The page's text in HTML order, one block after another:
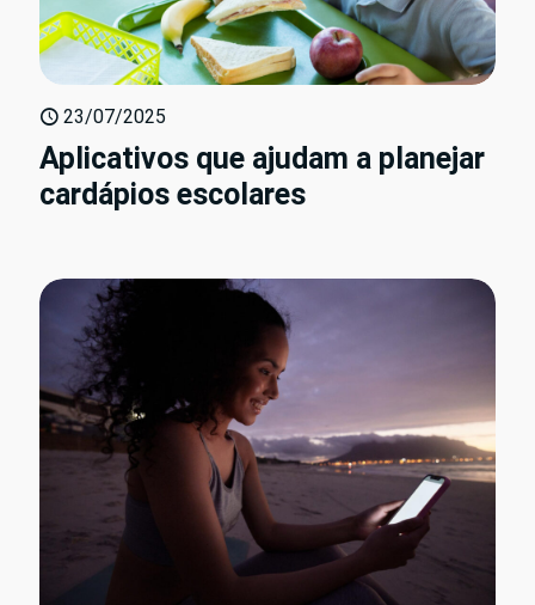
23/07/2025
Aplicativos que ajudam a planejar
cardápios escolares